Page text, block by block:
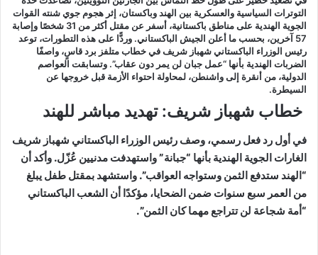
التوترات السياسية والعسكرية بين الهند وباكستان، إثر هجوم جوي شنته القوات
الجوية الهندية على مناطق باكستانية، أسفر عن مقتل أكثر من 31 شخصًا وإصابة
57 آخرين، بحسب ما أعلن الجيش الباكستاني. وردًّا على هذه التطورات، توعد
رئيس الوزراء الباكستاني شهباز شريف في خطاب متلفز برد قاسٍ، واصفًا
الضربات الهندية بأنها “عمل جبان لن يمر دون عقاب”. وتسابقت العواصم
الدولية، من أنقرة إلى واشنطن، لمحاولة احتواء الأزمة قبل خروجها عن
السيطرة.
خطاب شهباز شريف: تهديد مباشر للهند
في أول رد فعل رسمي، وصف رئيس الوزراء الباكستاني شهباز شريف
الغارات الجوية الهندية بأنها “جبانة” واستهدفت مدنيين عُزّل. وأكد أن
“الهند ستدفع الثمن وستواجه العواقب”. واستشهد بمقتل طفل يبلغ
من العمر سبع سنوات ضمن الضحايا، مؤكدًا أن الشعب الباكستاني
“أمة شجاعة لن تتراجع مهما كان الثمن”.